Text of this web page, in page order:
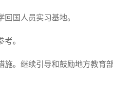
国人员实习基地。
。
。继续引导和鼓励地方教育